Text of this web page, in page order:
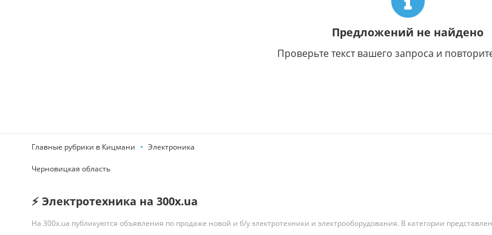
Предложений не найдено
Проверьте текст вашего запроса и
Главные рубрики в Кицмани Электроника
Черновицкая область
⚡ Электротехника на 300x.ua
На 300x.ua публикуются объявления по продаже новой и б/у электротехники и электрооборудования. В категории